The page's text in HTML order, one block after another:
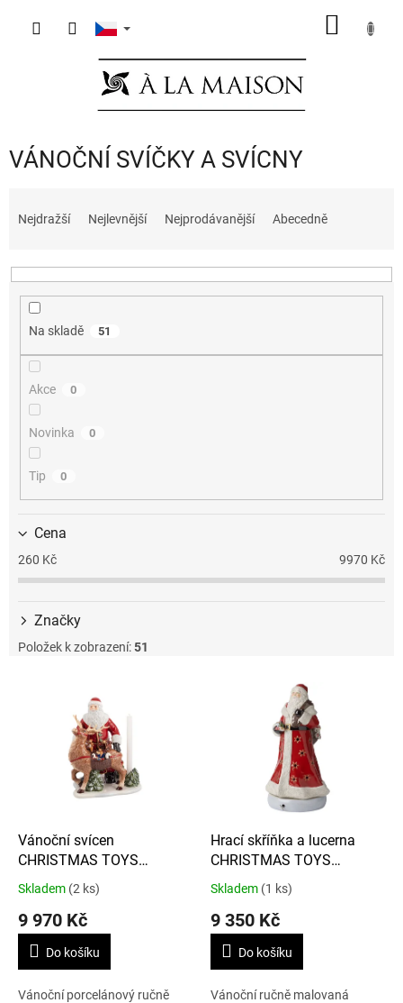
VÁNOČNÍ SVÍČKY A SVÍCNY
n
Nejdražší Nejlevnější Nejprodávanější Abecedně
Na skladě 51
Akce 0
Novinka 0
Tip 0
Cena
260 Kč 9970 Kč
Značky
Položek k zobrazení:51
Vánoční svícen
CHRISTMAS TOYS
MEMORY Santa se sobem
Skladem (2 ks)
9 970 Kč
Do košíku
Vánoční porcelánový ručně
Hrací skříňka a lucerna
CHRISTMAS TOYS
MEMORY Santa
Skladem (1 ks)
9 350 Kč
Do košíku
Vánoční ručně malovaná